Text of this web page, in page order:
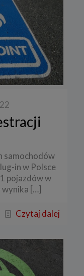
samochodów
in w Polsce
pojazdów w
wynika […]
Czytaj dalej